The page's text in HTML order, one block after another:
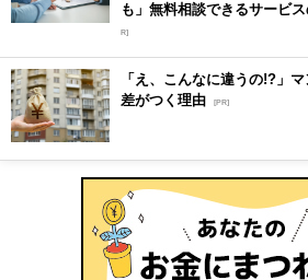
も」無料相談できるサービ
R]
「え、こんなに違うの!?」
差がつく理由 [PR]